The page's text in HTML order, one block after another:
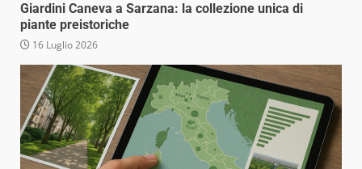
Giardini Caneva a Sarzana: la collezione unica di
piante preistoriche
16 Luglio 2026